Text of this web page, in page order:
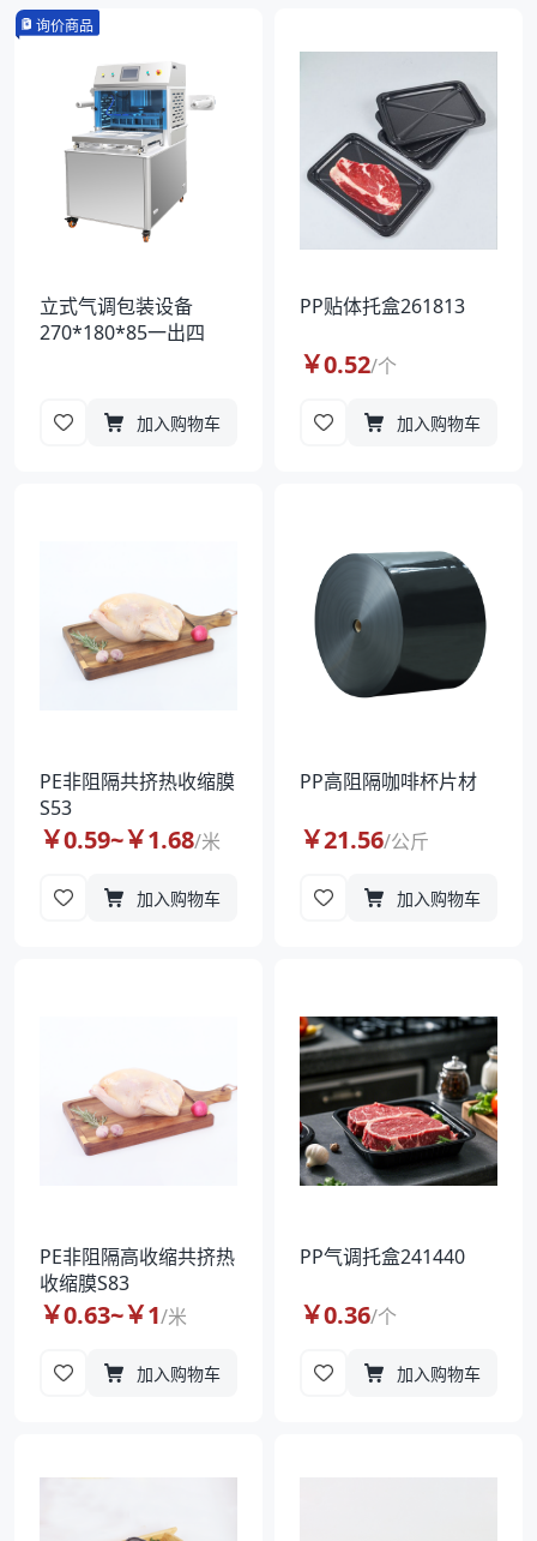
询价商品
立式气调包装设备
270*180*85一出四
加入购物车
PP贴体托盒261813
￥0.52/个
加入购物车
PE非阻隔共挤热收缩膜
S53
￥0.59~￥1.68/米
加入购物车
PP高阻隔咖啡杯片材
￥21.56/公斤
加入购物车
PE非阻隔高收缩共挤热
收缩膜S83
￥0.63~￥1/米
加入购物车
PP气调托盒241440
￥0.36/个
加入购物车